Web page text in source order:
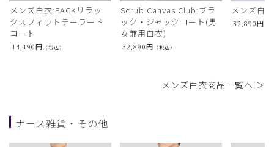
メンズ白衣:PACKリラッ
クスフィットテーラード
コート
14,190円 （税込）
Scrub Canvas Club:ブラ
ック・ジャックコート(男
女兼用白衣)
32,890円 （税込）
メンズ白
32,890円
メンズ白衣商品一覧へ ＞
ナース雑貨・その他